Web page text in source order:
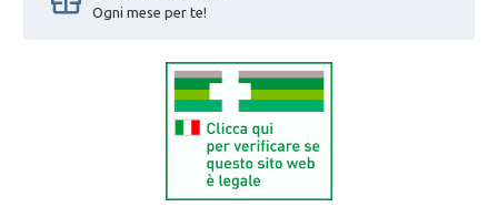
Ogni mese per te!